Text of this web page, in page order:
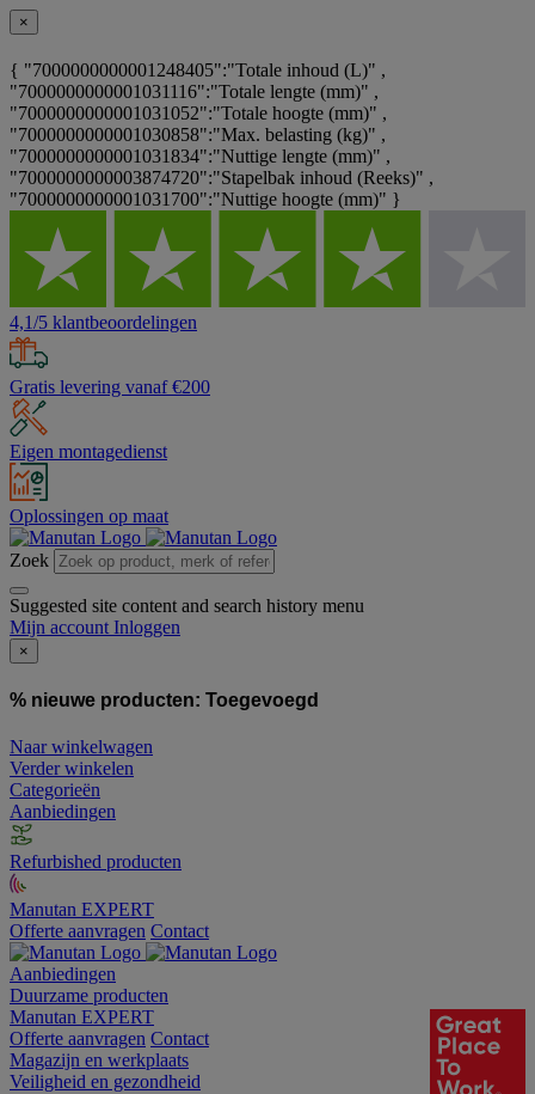
×
{ "7000000000001248405":"Totale inhoud (L)" ,
"7000000000001031116":"Totale lengte (mm)" ,
"7000000000001031052":"Totale hoogte (mm)" ,
"7000000000001030858":"Max. belasting (kg)" ,
"7000000000001031834":"Nuttige lengte (mm)" ,
"7000000000003874720":"Stapelbak inhoud (Reeks)" ,
"7000000000001031700":"Nuttige hoogte (mm)" }
4,1/5 klantbeoordelingen
Gratis levering vanaf €200
Eigen montagedienst
Oplossingen op maat
Zoek
Suggested site content and search history menu
Mijn account Inloggen
×
% nieuwe producten: Toegevoegd
Naar winkelwagen
Verder winkelen
Categorieën
Aanbiedingen
Refurbished producten
Manutan EXPERT
Offerte aanvragen Contact
Aanbiedingen
Duurzame producten
Manutan EXPERT
Offerte aanvragen Contact
Magazijn en werkplaats
Veiligheid en gezondheid